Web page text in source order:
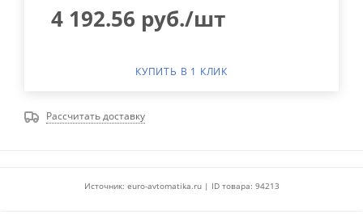
4 192.56 руб./шт
КУПИТЬ В 1 КЛИК
Рассчитать доставку
Источник: euro-avtomatika.ru | ID товара: 94213